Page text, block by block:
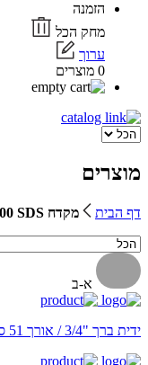
הזמנה
מחק הכל
ערוך
0 מוצרים
מוצרים
דף הבית מקדח 14X300 SDS
א-ב
ידית ברך "3/4 / אורך 51 ס"מ מקצועית